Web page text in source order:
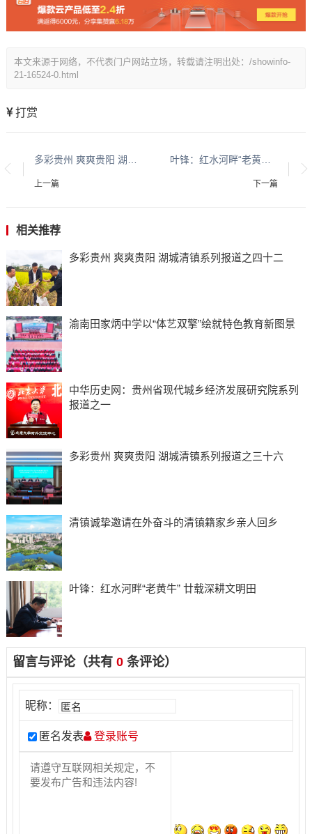
本文来源于网络，不代表门户网站立场，转载请注明出处：/showinfo-
21-16524-0.html
打赏
上一篇
叶锋：红水河畔“老黄牛” 廿载深耕文明田
下一篇
相关推荐
多彩贵州 爽爽贵阳 湖城清镇系列报道之四十二
渝南田家炳中学以“体艺双擎”绘就特色教育新图景
中华历史网：贵州省现代城乡经济发展研究院系列
报道之一
多彩贵州 爽爽贵阳 湖城清镇系列报道之三十六
清镇诚挚邀请在外奋斗的清镇籍家乡亲人回乡
叶锋：红水河畔“老黄牛” 廿载深耕文明田
留言与评论（共有 0条评论）
昵称：
匿名发表 登录账号